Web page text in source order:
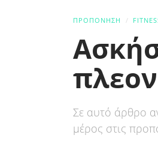
ΠΡΟΠΟΝΗΣΗ
Σε αυτό άρθρο
μέρος στις